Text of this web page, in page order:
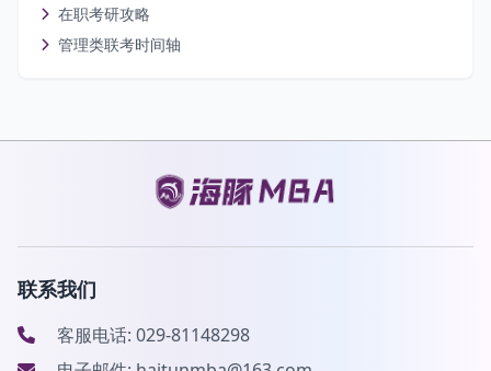
在职考研攻略
管理类联考时间轴
联系我们
客服电话: 029-81148298